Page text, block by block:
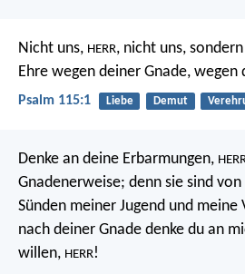
Nicht uns, HERR, nicht uns,
Ehre wegen deiner Gnade, wegen
Psalm 115:1 Liebe Demut
Denke an deine Erbarmungen,
Gnadenerweise; denn sie sind
Sünden meiner Jugend und meine
nach deiner Gnade denke du an
willen, HERR!